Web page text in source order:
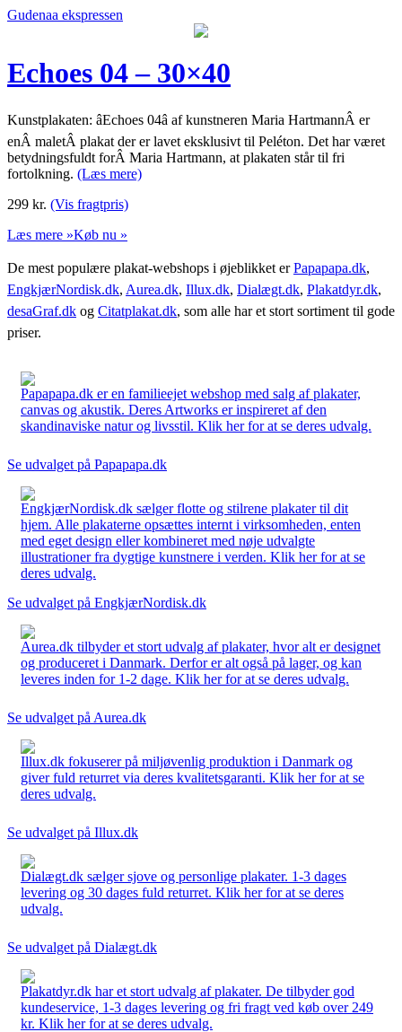
Gudenaa ekspressen
Echoes 04 – 30×40
Kunstplakaten: âEchoes 04â af kunstneren Maria HartmannÂ er
enÂ maletÂ plakat der er lavet eksklusivt til Peléton. Det har været
betydningsfuldt forÂ Maria Hartmann, at plakaten står til fri
fortolkning. (Læs mere)
299 kr. (Vis fragtpris)
Læs mere »Køb nu »
De mest populære plakat-webshops i øjeblikket erPapapapa.dk,
EngkjærNordisk.dk, Aurea.dk, Illux.dk, Dialægt.dk, Plakatdyr.dk,
desaGraf.dk og Citatplakat.dk, som alle har et stort sortiment til gode
priser.
Papapapa.dk er en familieejet webshop med salg af plakater,
canvas og akustik. Deres Artworks er inspireret af den
skandinaviske natur og livsstil. Klik her for at se deres udvalg.
Se udvalget på Papapapa.dk
EngkjærNordisk.dk sælger flotte og stilrene plakater til dit
hjem. Alle plakaterne opsættes internt i virksomheden, enten
med eget design eller kombineret med nøje udvalgte
illustrationer fra dygtige kunstnere i verden. Klik her for at se
deres udvalg.
Se udvalget på EngkjærNordisk.dk
Aurea.dk tilbyder et stort udvalg af plakater, hvor alt er designet
og produceret i Danmark. Derfor er alt også på lager, og kan
leveres inden for 1-2 dage. Klik her for at se deres udvalg.
Se udvalget på Aurea.dk
Illux.dk fokuserer på miljøvenlig produktion i Danmark og
giver fuld returret via deres kvalitetsgaranti. Klik her for at se
deres udvalg.
Se udvalget på Illux.dk
Dialægt.dk sælger sjove og personlige plakater. 1-3 dages
levering og 30 dages fuld returret. Klik her for at se deres
udvalg.
Se udvalget på Dialægt.dk
Plakatdyr.dk har et stort udvalg af plakater. De tilbyder god
kundeservice, 1-3 dages levering og fri fragt ved køb over 249
kr. Klik her for at se deres udvalg.